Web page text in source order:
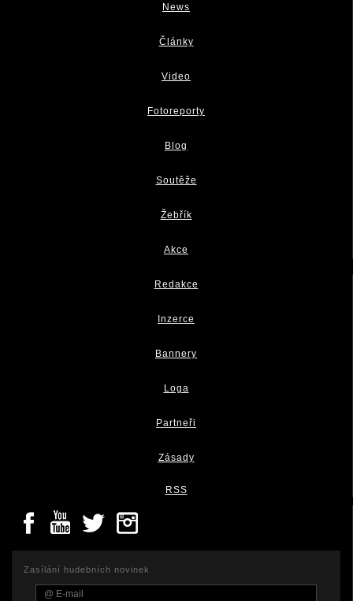
News
Články
Video
Fotoreporty
Blog
Soutěže
Žebřík
Akce
Redakce
Inzerce
Bannery
Loga
Partneři
Zásady
RSS
Zasílání hudebních novinek